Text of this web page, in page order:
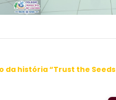
da história “Trust the